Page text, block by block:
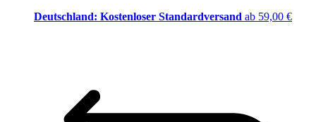
Deutschland: Kostenloser Standardversand ab 59,00 €